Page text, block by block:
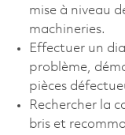
mise à niveau
machineries.
Effectuer un
problème,
pièces
Rechercher la
bris et